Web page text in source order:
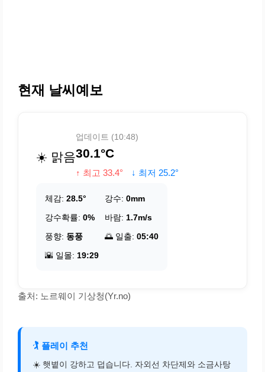
현재 날씨예보
☀️ 맑음
업데이트 (10:48)
30.1°C
↑ 최고 33.4° ↓ 최저 25.2°
체감: 28.5° 강수: 0mm
강수확률: 0% 바람: 1.7m/s
풍향: 동풍 🌅 일출: 05:40
🌇 일몰: 19:29
출처: 노르웨이 기상청(Yr.no)
🏌️ 플레이 추천
☀️ 햇볕이 강하고 덥습니다. 자외선 차단제와 소금사탕